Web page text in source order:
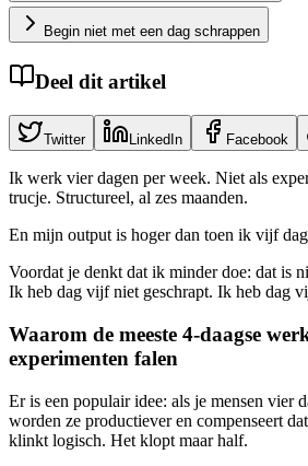
Begin niet met een dag schrappen
Deel dit artikel
Twitter LinkedIn Facebook
Ik werk vier dagen per week. Niet als
trucje. Structureel, al zes maanden.
En mijn output is hoger dan toen ik vijf
Voordat je denkt dat ik minder doe: dat is
Ik heb dag vijf niet geschrapt. Ik heb dag
Waarom de meeste 4-daagse
experimenten falen
Er is een populair idee: als je mensen vier
worden ze productiever en compenseert
klinkt logisch. Het klopt maar half.